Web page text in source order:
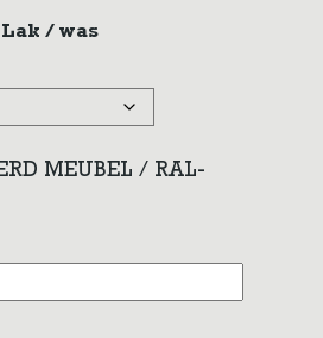
Lak / was
MEUBEL / RAL-